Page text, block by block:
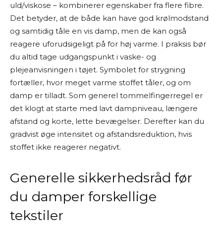
uld/viskose – kombinerer egenskaber fra flere fibre.
Det betyder, at de både kan have god krølmodstand
og samtidig tåle en vis damp, men de kan også
reagere uforudsigeligt på for høj varme. I praksis bør
du altid tage udgangspunkt i vaske- og
plejeanvisningen i tøjet. Symbolet for strygning
fortæller, hvor meget varme stoffet tåler, og om
damp er tilladt. Som generel tommelfingerregel er
det klogt at starte med lavt dampniveau, længere
afstand og korte, lette bevægelser. Derefter kan du
gradvist øge intensitet og afstandsreduktion, hvis
stoffet ikke reagerer negativt.
Generelle sikkerhedsråd før
du damper forskellige
tekstiler